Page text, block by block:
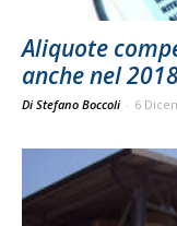
Aliquote
anche nel
Di Stefano Boccoli - 6